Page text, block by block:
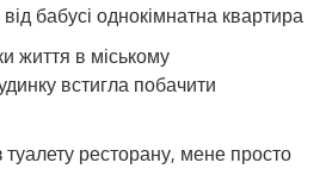
бабусі однокімнатна квартира
життя в міському
встигла побачити
ресторану, мене просто